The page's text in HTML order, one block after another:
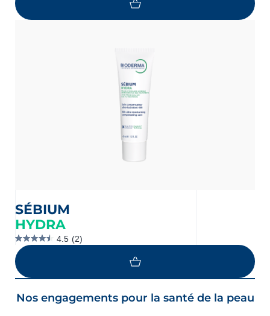
sur
5.
SÉBIUM
HYDRA
4.5 (2)
4.5
étoile(s)
sur
5.
2
Nos engagements pour la santé de la peau